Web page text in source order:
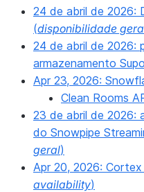
24 de abril de 2026:
(disponibilidade
24 de abril de 2026:
armazenamento
Apr 23, 2026:
Clean Rooms
23 de abril de 2026:
do Snowpipe
geral)
Apr 20, 2026: Cortex
availability)